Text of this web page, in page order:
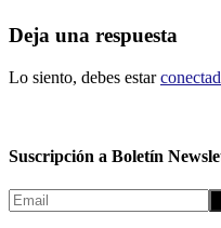
Deja una respuesta
Lo siento, debes estar
Suscripción a Boletín